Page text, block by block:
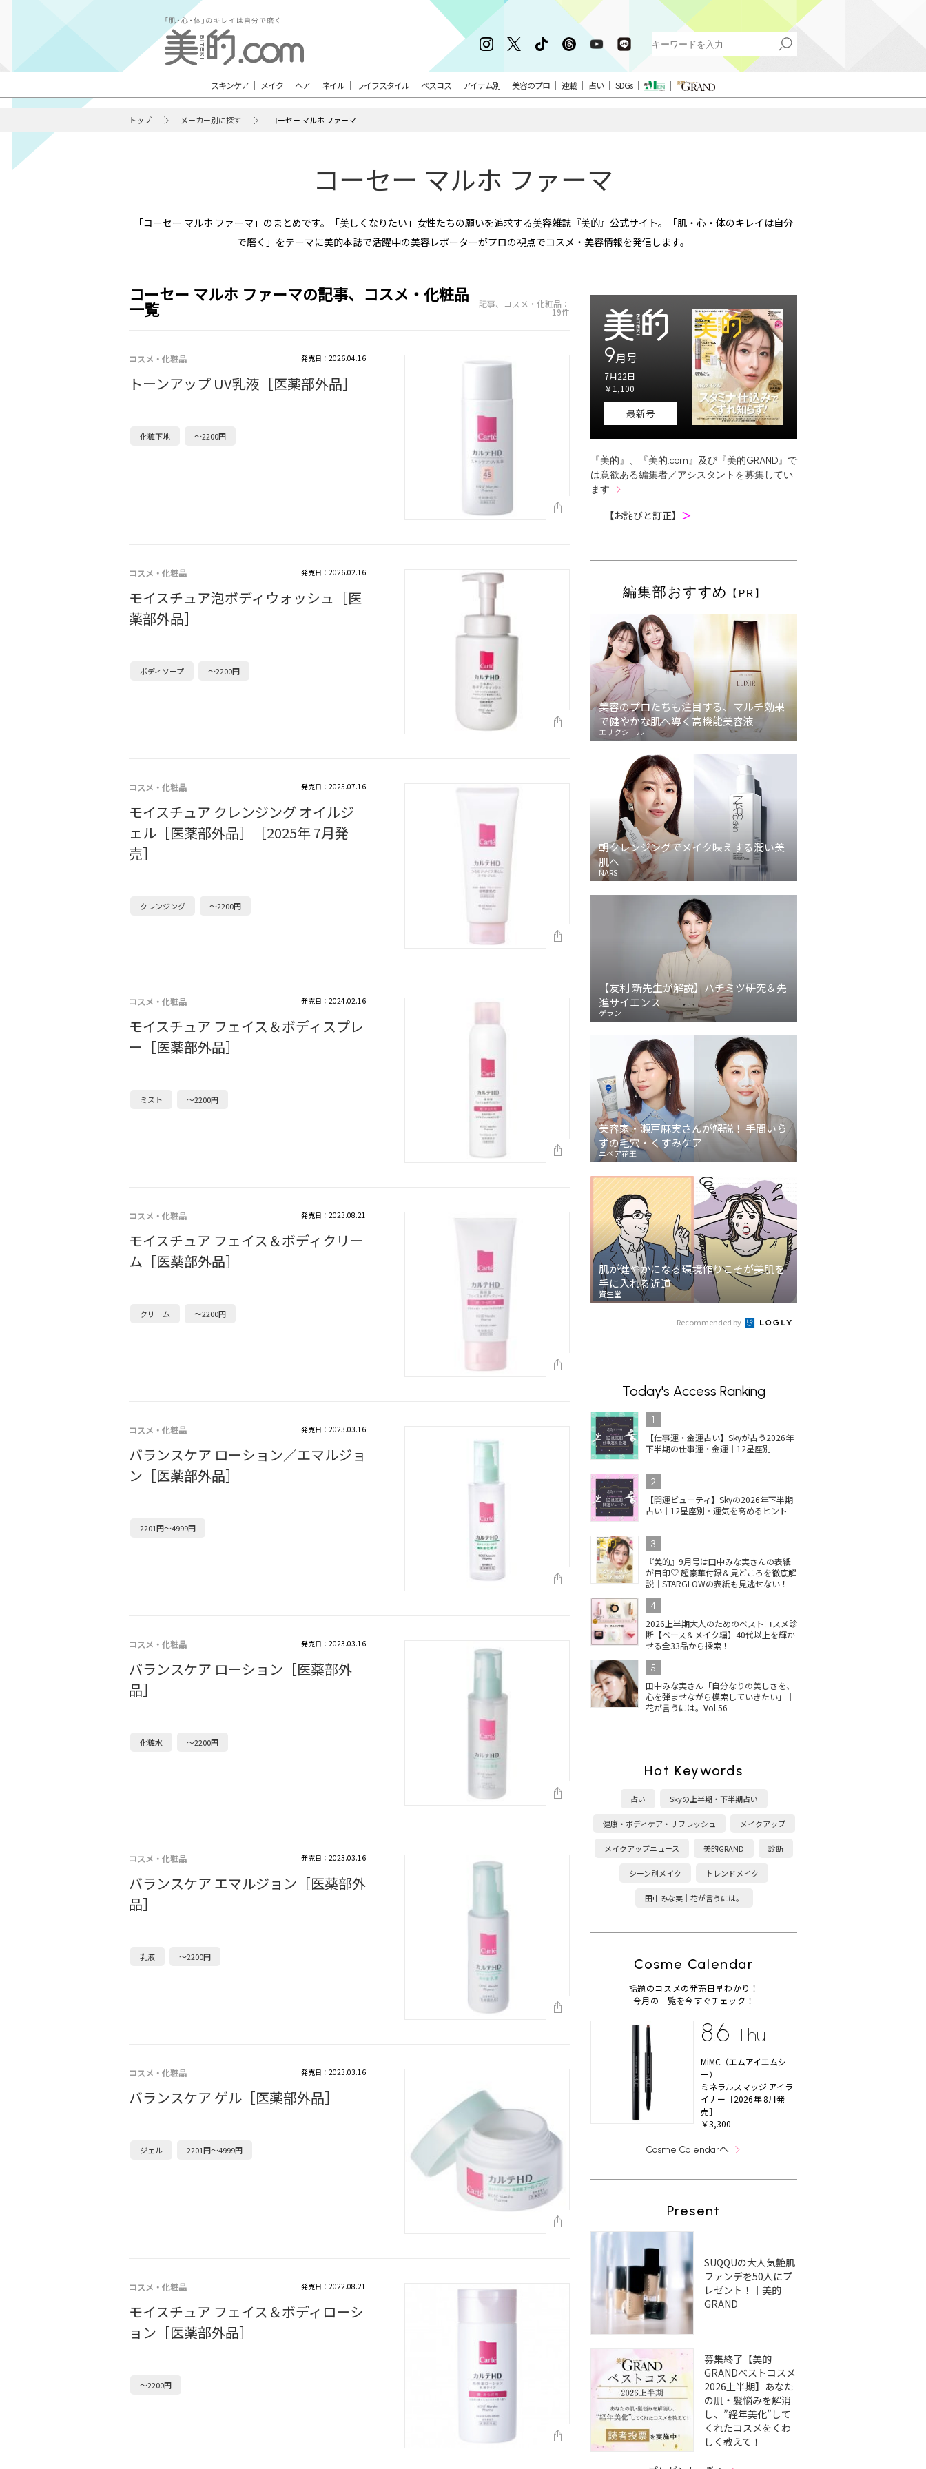
スキンケア メイク ヘア ネイル ライフスタイル ベスコス アイテム別 美容のプロ 連載 占い SDGs
トップ メーカー別に探す コーセー マルホ ファーマ
コーセー マルホ ファーマ
「コーセー マルホ ファーマ」のまとめです。「美しくなりたい」女性たちの願いを追求する美容雑誌『美的』公式サイト。「肌・心・体のキレイは自分
で磨く」をテーマに美的本誌で活躍中の美容レポーターがプロの視点でコスメ・美容情報を発信します。
コーセー マルホ ファーマの記事、コスメ・化粧品
一覧 記事、コスメ・化粧品：
19件
コスメ・化粧品 発売日：2026.04.16
トーンアップ UV乳液［医薬部外品］
化粧下地 ～2200円
コスメ・化粧品 発売日：2026.02.16
モイスチュア泡ボディウォッシュ［医
薬部外品］
ボディソープ ～2200円
コスメ・化粧品 発売日：2025.07.16
モイスチュア クレンジング オイルジ
ェル［医薬部外品］［2025年 7月発
売］
クレンジング ～2200円
コスメ・化粧品 発売日：2024.02.16
モイスチュア フェイス＆ボディスプレ
ー［医薬部外品］
ミスト ～2200円
コスメ・化粧品 発売日：2023.08.21
モイスチュア フェイス＆ボディクリー
ム［医薬部外品］
クリーム ～2200円
コスメ・化粧品 発売日：2023.03.16
バランスケア ローション／エマルジョ
ン［医薬部外品］
2201円～4999円
コスメ・化粧品 発売日：2023.03.16
バランスケア ローション［医薬部外
品］
化粧水 ～2200円
コスメ・化粧品 発売日：2023.03.16
バランスケア エマルジョン［医薬部外
品］
乳液 ～2200円
コスメ・化粧品 発売日：2023.03.16
バランスケア ゲル［医薬部外品］
ジェル 2201円～4999円
コスメ・化粧品 発売日：2022.08.21
モイスチュア フェイス＆ボディローシ
ョン［医薬部外品］
～2200円
9月号
7月22日
￥1,100
最新号
『美的』、『美的.com』及び『美的GRAND』で
は意欲ある編集者／アシスタントを募集してい
ます
【お詫びと訂正】 ＞
編集部おすすめ 【PR】
美容のプロたちも注目する、マルチ効果
で健やかな肌へ導く高機能美容液
エリクシール
朝クレンジングでメイク映えする潤い美
肌へ
NARS
【友利 新先生が解説】ハチミツ研究＆先
進サイエンス
ゲラン
美容家・瀬戸麻実さんが解説！ 手間いら
ずの毛穴・くすみケア
ニベア花王
肌が健やかになる環境作りこそが美肌を
手に入れる近道
資生堂
Recommended by
Today's Access Ranking
1
【仕事運・金運占い】Skyが占う2026年
下半期の仕事運・金運｜12星座別
2
【開運ビューティ】Skyの2026年下半期
占い｜12星座別・運気を高めるヒント
3
『美的』9月号は田中みな実さんの表紙
が目印♡ 超豪華付録＆見どころを徹底解
説｜STARGLOWの表紙も見逃せない！
4
2026上半期大人のためのベストコスメ診
断【ベース＆メイク編】40代以上を輝か
せる全33品から探索！
5
田中みな実さん「自分なりの美しさを、
心を弾ませながら模索していきたい」｜
花が言うには。Vol.56
Hot Keywords
占い Skyの上半期・下半期占い
健康・ボディケア・リフレッシュ メイクアップ
メイクアップニュース 美的GRAND 診断
シーン別メイク トレンドメイク
田中みな実｜花が言うには。
Cosme Calendar
話題のコスメの発売日早わかり！
今月の一覧を今すぐチェック！
8.6 Thu
MiMC（エムアイエムシ
ー）
ミネラルスマッジ アイラ
イナー［2026年 8月発
売］
￥3,300
Cosme Calendarへ
Present
SUQQUの大人気艶肌
ファンデを50人にプ
レゼント！｜美的
GRAND
募集終了【美的
GRANDベストコスメ
2026上半期】あなた
の肌・髪悩みを解消
し、”経年美化”して
くれたコスメをくわ
しく教えて！